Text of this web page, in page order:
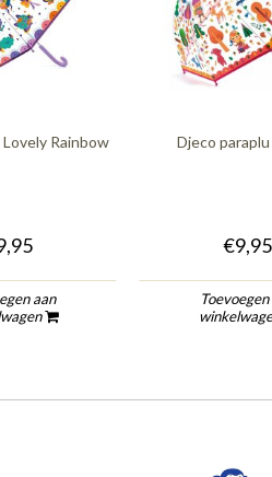
Rainbow
aan
Djeco
€9,95
Toevoegen